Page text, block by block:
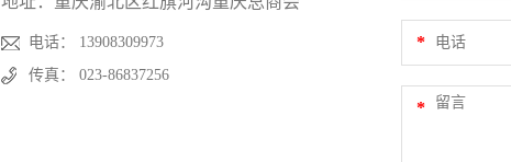
电话： 13908309973
传真： 023-86837256
*
*